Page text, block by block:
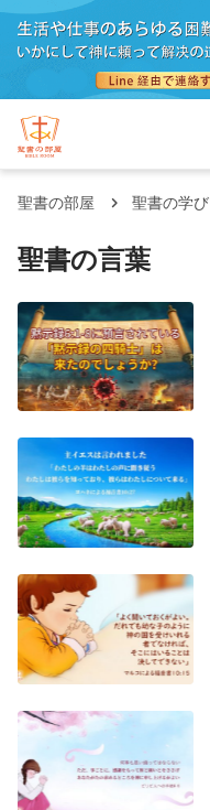
聖書の部屋 聖書の学び
聖書の言葉